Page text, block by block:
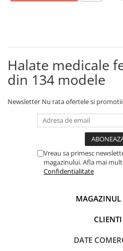
Halate medicale
din 134 modele
Newsletter Nu rata ofertele si
Vreau sa primesc
magazinului. Afla mai
Confidentialitate
MAGAZINUL
CLIENTI
DATE